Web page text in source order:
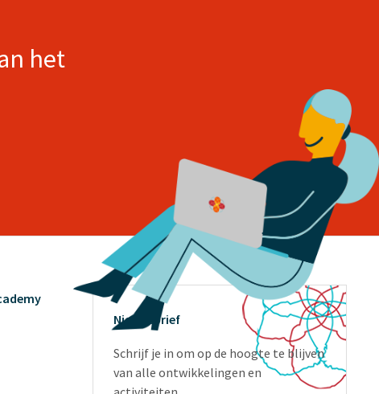
het
Nieuwsbrief
Schrijf je in om op de hoogte te blijven
van alle ontwikkelingen en